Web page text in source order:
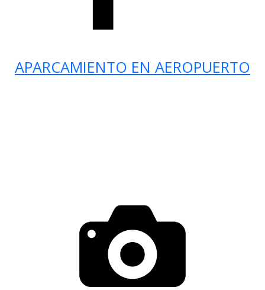
APARCAMIENTO EN AEROPUERTO